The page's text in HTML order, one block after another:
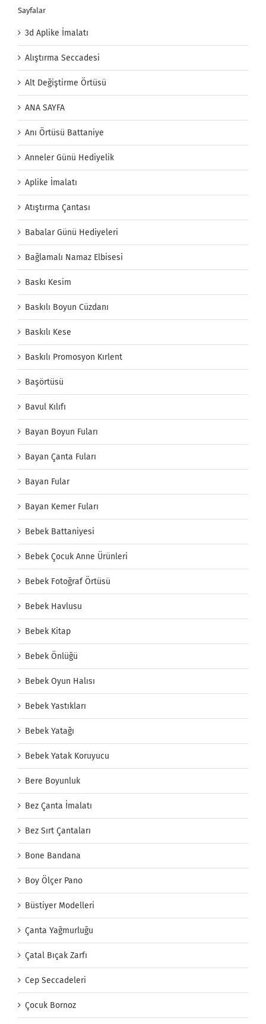
Sayfalar
3d Aplike İmalatı
Alıştırma Seccadesi
Alt Değiştirme Örtüsü
ANA SAYFA
Anı Örtüsü Battaniye
Anneler Günü Hediyelik
Aplike İmalatı
Atıştırma Çantası
Babalar Günü Hediyeleri
Bağlamalı Namaz Elbisesi
Baskı Kesim
Baskılı Boyun Cüzdanı
Baskılı Kese
Baskılı Promosyon Kırlent
Başörtüsü
Bavul Kılıfı
Bayan Boyun Fuları
Bayan Çanta Fuları
Bayan Fular
Bayan Kemer Fuları
Bebek Battaniyesi
Bebek Çocuk Anne Ürünleri
Bebek Fotoğraf Örtüsü
Bebek Havlusu
Bebek Kitap
Bebek Önlüğü
Bebek Oyun Halısı
Bebek Yastıkları
Bebek Yatağı
Bebek Yatak Koruyucu
Bere Boyunluk
Bez Çanta İmalatı
Bez Sırt Çantaları
Bone Bandana
Boy Ölçer Pano
Büstiyer Modelleri
Çanta Yağmurluğu
Çatal Bıçak Zarfı
Cep Seccadeleri
Çocuk Bornoz